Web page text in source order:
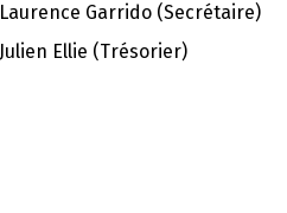
Laurence Garrido (Secrétaire)
Julien Ellie (Trésorier)